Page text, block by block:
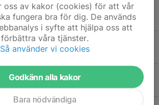
0
vt 2023
0
vt 2022
oss av kakor (cookies) för att vår
fungera bra för dig. De används
i syfte att hjälpa oss att
förbättra våra tjänster.
Så använder vi cookies
Godkänn alla kakor
Bara nödvändiga